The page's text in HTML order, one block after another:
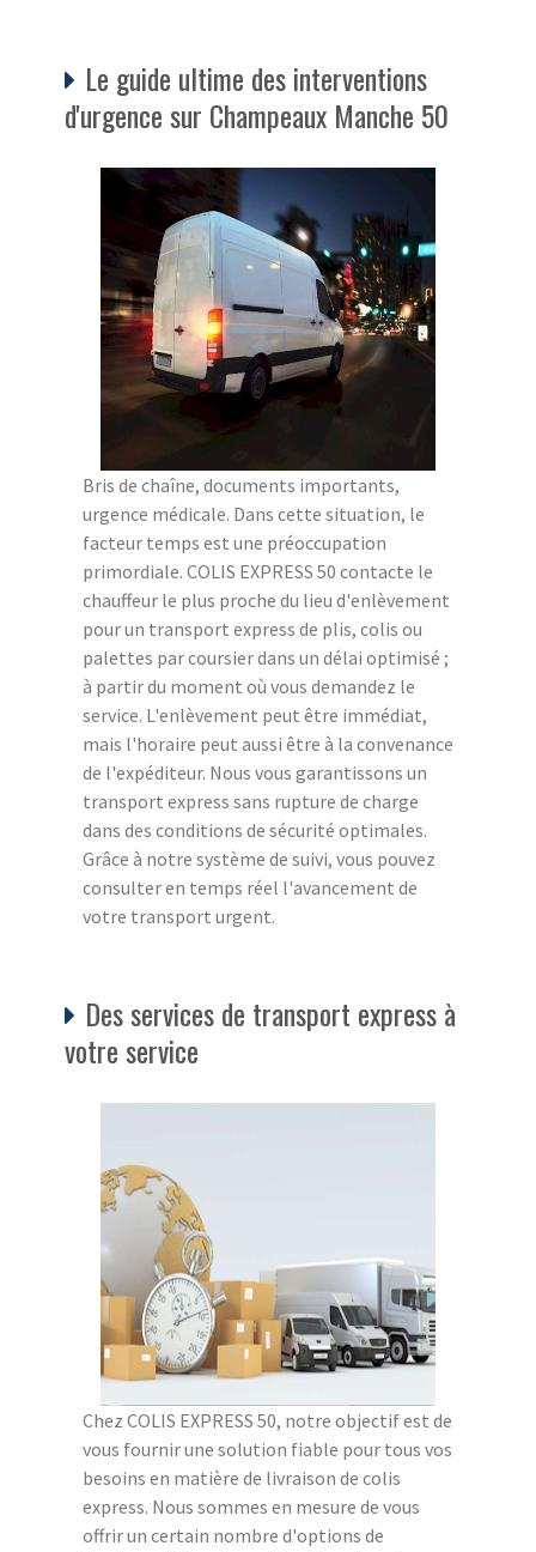
Le guide ultime des interventions
d'urgence sur Champeaux Manche 50
Bris de chaîne, documents importants,
urgence médicale. Dans cette situation, le
facteur temps est une préoccupation
primordiale. COLIS EXPRESS 50 contacte le
chauffeur le plus proche du lieu d'enlèvement
pour un transport express de plis, colis ou
palettes par coursier dans un délai optimisé ;
à partir du moment où vous demandez le
service. L'enlèvement peut être immédiat,
mais l'horaire peut aussi être à la convenance
de l'expéditeur. Nous vous garantissons un
transport express sans rupture de charge
dans des conditions de sécurité optimales.
Grâce à notre système de suivi, vous pouvez
consulter en temps réel l'avancement de
votre transport urgent.
Des services de transport express à
votre service
Chez COLIS EXPRESS 50, notre objectif est de
vous fournir une solution fiable pour tous vos
besoins en matière de livraison de colis
express. Nous sommes en mesure de vous
offrir un certain nombre d'options de